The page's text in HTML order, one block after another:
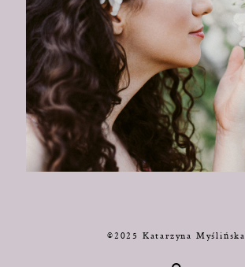
©2025 Katarzyna Myślińska